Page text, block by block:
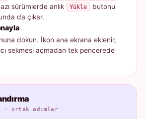
sürümlerde anlık Yükle
butonu
da çıkar.
dokun. İkon ana ekrana eklenir,
sekmesi açmadan tek pencerede
· ortak adımlar